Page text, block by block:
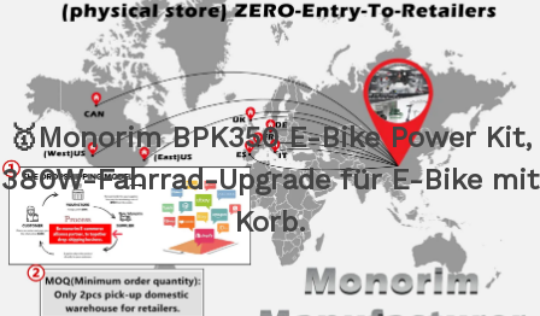
🥇Monorim BPK350 E-Bike Power Kit,
380W-Fahrrad-Upgrade für E-Bike mit
Korb.